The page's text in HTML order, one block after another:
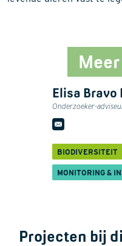
Elisa Bravo
Onderzoeker-
BIODIVERSITEIT
MONITORING &
Projecten bij